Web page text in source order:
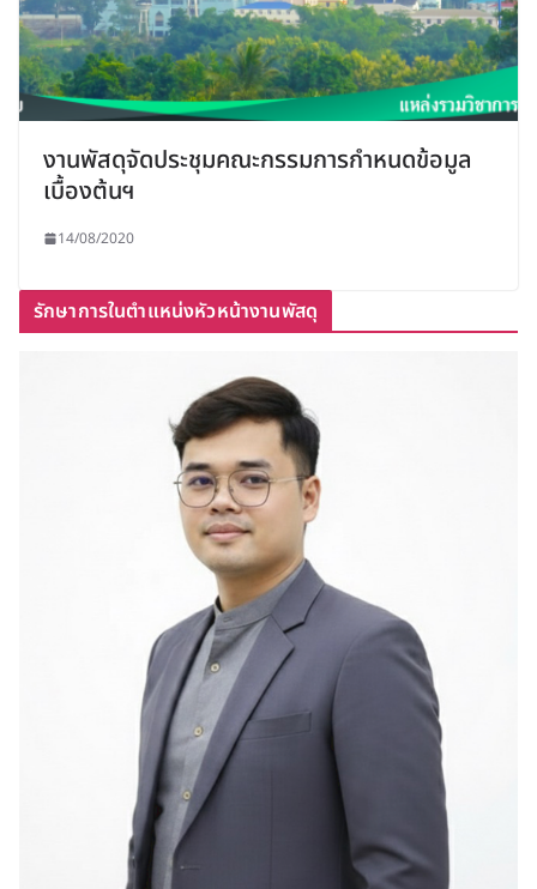
งานพัสดุจัดประชุมคณะกรรมการกำหนดข้อมูล
เบื้องต้นฯ
14/08/2020
รักษาการในตำแหน่งหัวหน้างานพัสดุ